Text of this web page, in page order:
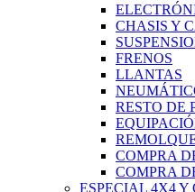
CHASIS Y
FRENOS
LLANTAS
RESTO DE
COMPRA
COMPRA
ESPECIAL 4X4 Y